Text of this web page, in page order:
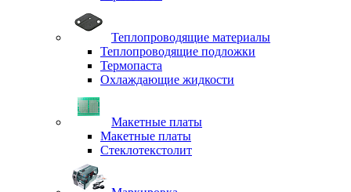
Теплопроводящие материалы
Теплопроводящие подложки
Термопаста
Охлаждающие жидкости
Макетные платы
Макетные платы
Стеклотекстолит